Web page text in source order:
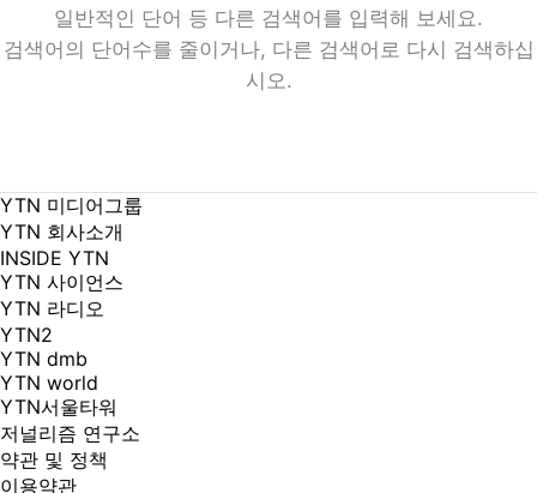
일반적인 단어 등 다른 검색어를 입력해 보세요.
검색어의 단어수를 줄이거나, 다른 검색어로 다시 검색하십
시오.
YTN 미디어그룹
YTN 회사소개
INSIDE YTN
YTN 사이언스
YTN 라디오
YTN2
YTN dmb
YTN world
YTN서울타워
저널리즘 연구소
약관 및 정책
이용약관